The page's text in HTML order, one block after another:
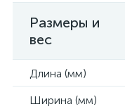
Размеры и
вес
Длина (мм)
Ширина (мм)